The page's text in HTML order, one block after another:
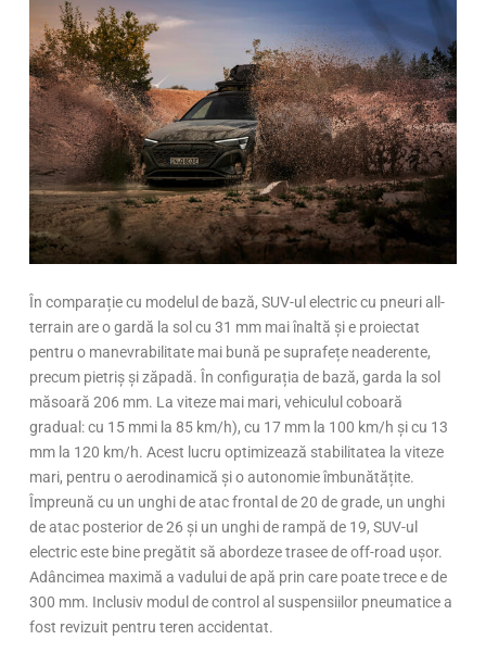
În comparație cu modelul de bază, SUV-ul electric cu pneuri all-
terrain are o gardă la sol cu 31 mm mai înaltă și e proiectat
pentru o manevrabilitate mai bună pe suprafețe neaderente,
precum pietriș și zăpadă. În configurația de bază, garda la sol
măsoară 206 mm. La viteze mai mari, vehiculul coboară
gradual: cu 15 mmi la 85 km/h), cu 17 mm la 100 km/h și cu 13
mm la 120 km/h. Acest lucru optimizează stabilitatea la viteze
mari, pentru o aerodinamică și o autonomie îmbunătățite.
Împreună cu un unghi de atac frontal de 20 de grade, un unghi
de atac posterior de 26 și un unghi de rampă de 19, SUV-ul
electric este bine pregătit să abordeze trasee de off-road ușor.
Adâncimea maximă a vadului de apă prin care poate trece e de
300 mm. Inclusiv modul de control al suspensiilor pneumatice a
fost revizuit pentru teren accidentat.